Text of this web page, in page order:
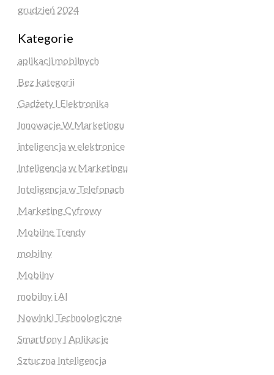
grudzień 2024
Kategorie
aplikacji mobilnych
Bez kategorii
Gadżety I Elektronika
Innowacje W Marketingu
inteligencja w elektronice
Inteligencja w Marketingu
Inteligencja w Telefonach
Marketing Cyfrowy
Mobilne Trendy
mobilny
Mobilny
mobilny i AI
Nowinki Technologiczne
Smartfony I Aplikacje
Sztuczna Inteligencja